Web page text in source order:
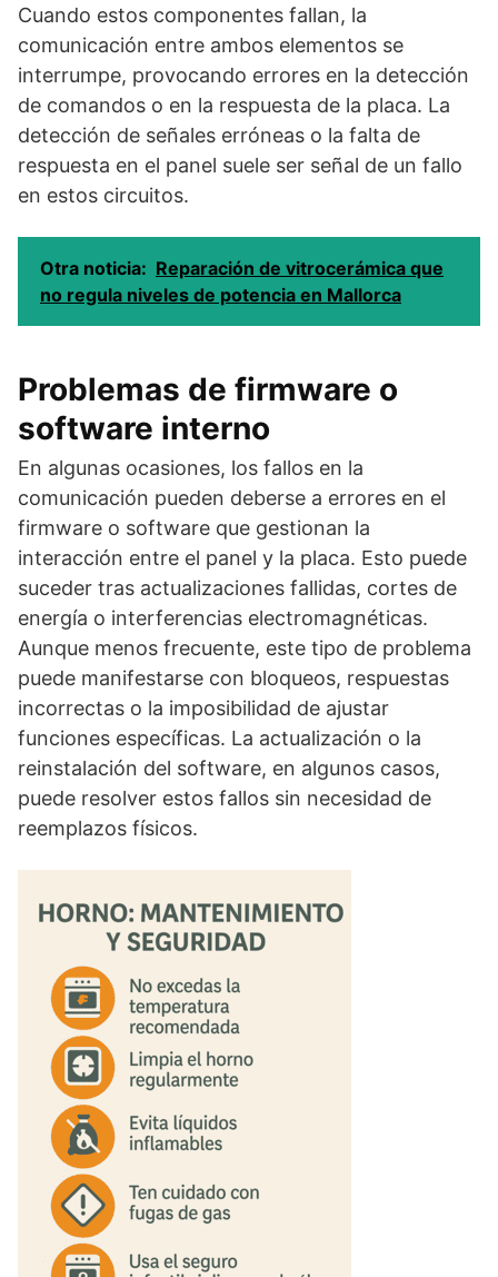
Cuando estos componentes fallan, la
comunicación entre ambos elementos se
interrumpe, provocando errores en la detección
de comandos o en la respuesta de la placa. La
detección de señales erróneas o la falta de
respuesta en el panel suele ser señal de un fallo
en estos circuitos.
Otra noticia: Reparación de vitrocerámica que
no regula niveles de potencia en Mallorca
Problemas de firmware o
software interno
En algunas ocasiones, los fallos en la
comunicación pueden deberse a errores en el
firmware o software que gestionan la
interacción entre el panel y la placa. Esto puede
suceder tras actualizaciones fallidas, cortes de
energía o interferencias electromagnéticas.
Aunque menos frecuente, este tipo de problema
puede manifestarse con bloqueos, respuestas
incorrectas o la imposibilidad de ajustar
funciones específicas. La actualización o la
reinstalación del software, en algunos casos,
puede resolver estos fallos sin necesidad de
reemplazos físicos.